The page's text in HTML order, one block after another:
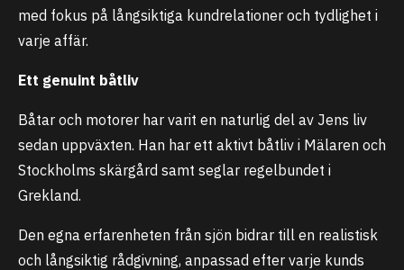
med fokus på långsiktiga kundrelationer och tydlighet i
varje affär.
Ett genuint båtliv
Båtar och motorer har varit en naturlig del av Jens liv
sedan uppväxten. Han har ett aktivt båtliv i Mälaren och
Stockholms skärgård samt seglar regelbundet i
Grekland.
Den egna erfarenheten från sjön bidrar till en realistisk
och långsiktig rådgivning, anpassad efter varje kunds